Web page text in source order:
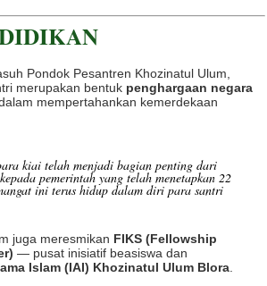
Pondok Pesantren Khozinatul Ulum,
merupakan bentuk penghargaan negara
mempertahankan kemerdekaan
kiai telah menjadi bagian penting dari
pemerintah yang telah menetapkan 22
ini terus hidup dalam diri para santri
juga meresmikan FIKS (Fellowship
— pusat inisiatif beasiswa dan
Islam (IAI) Khozinatul Ulum Blora